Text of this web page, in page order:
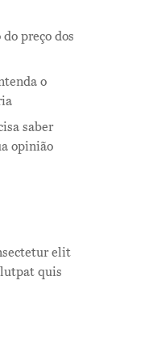
preço dos
o
saber
opinião
elit
quis